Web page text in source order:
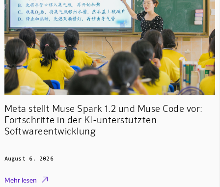
Meta stellt Muse Spark 1.2 und Muse Code vor:
Fortschritte in der KI-unterstützten
Softwareentwicklung
August 6, 2026
Mehr lesen 